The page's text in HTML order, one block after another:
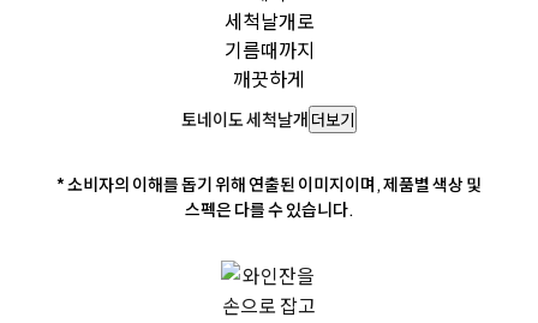
세척날개로
기름때까지
깨끗하게
토네이도 세척날개 더보기
* 소비자의 이해를 돕기 위해 연출된 이미지이며, 제품별 색상 및
스펙은 다를 수 있습니다.